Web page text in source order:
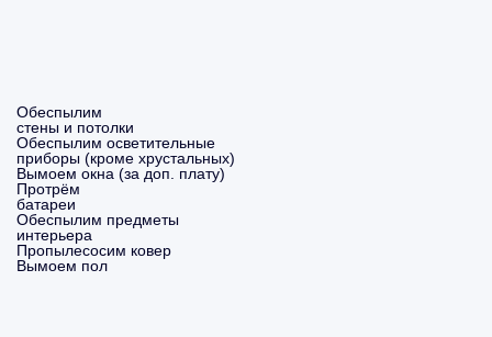
Обеспылим
стены и потолки
Обеспылим осветительные
приборы (кроме хрустальных)
Вымоем окна (за доп. плату)
Протрём
батареи
Обеспылим предметы
интерьера
Пропылесосим ковер
Вымоем пол